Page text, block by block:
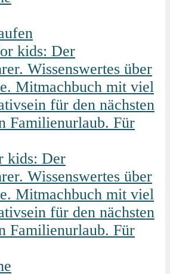
kids: Der
Wissenswertes über
Mitmachbuch mit viel
für den nächsten
Familienurlaub. Für